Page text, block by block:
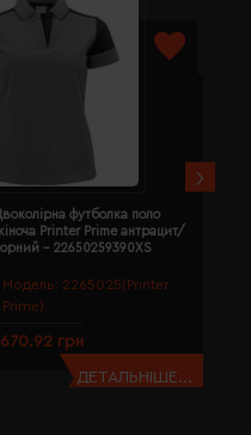
Модель: 2265025(Printer
Prime)
футболка поло
Printer Prime антрацит/
- 22650259390XS
грн
ДЕТАЛЬНІШЕ...